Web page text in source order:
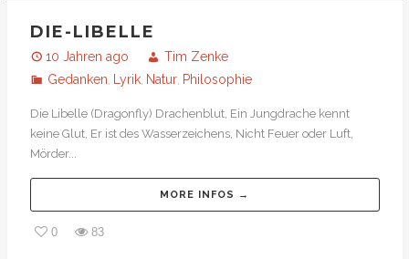
DIE-LIBELLE
10 Jahren ago
Tim Zenke
Gedanken Lyrik, Natur, Philosophie
Die Libelle (Dragonfly) Drachenblut, Ein Jungdrache kennt
keine Glut, Er ist des Wasserzeichens, Nicht Feuer oder Luft,
Mörder...
MORE INFOS →
0 83